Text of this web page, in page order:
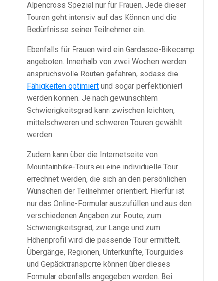
Alpencross Spezial nur für Frauen. Jede dieser
Touren geht intensiv auf das Können und die
Bedürfnisse seiner Teilnehmer ein.
Ebenfalls für Frauen wird ein Gardasee-Bikecamp
angeboten. Innerhalb von zwei Wochen werden
anspruchsvolle Routen gefahren, sodass die
Fähigkeiten optimiert und sogar perfektioniert
werden können. Je nach gewünschtem
Schwierigkeitsgrad kann zwischen leichten,
mittelschweren und schweren Touren gewählt
werden.
Zudem kann über die Internetseite von
Mountainbike-Tours.eu eine individuelle Tour
errechnet werden, die sich an den persönlichen
Wünschen der Teilnehmer orientiert. Hierfür ist
nur das Online-Formular auszufüllen und aus den
verschiedenen Angaben zur Route, zum
Schwierigkeitsgrad, zur Länge und zum
Höhenprofil wird die passende Tour ermittelt.
Übergänge, Regionen, Unterkünfte, Tourguides
und Gepäcktransporte können über dieses
Formular ebenfalls angegeben werden. Bei